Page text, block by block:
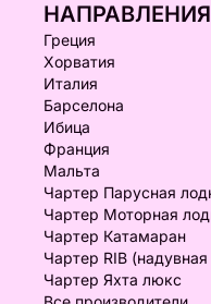
НАПРАВЛЕНИЯ
Греция
Хорватия
Италия
Барселона
Ибица
Франция
Мальта
Чартер Парусная
Чартер Моторная
Чартер Катамаран
Чартер RIB
Чартер Яхта люкс